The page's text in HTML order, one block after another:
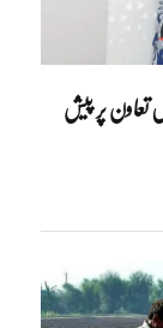
تعاون پر پیش